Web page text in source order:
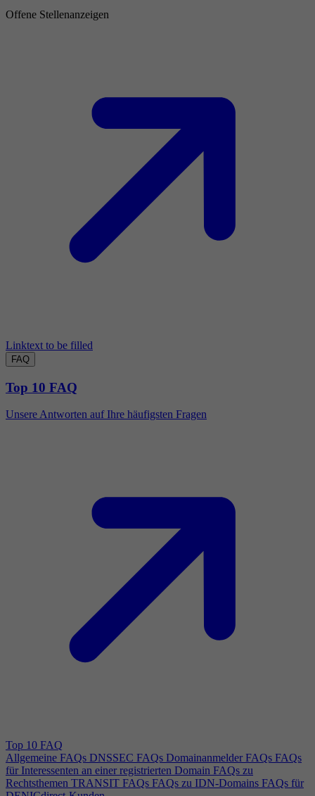
Offene Stellenanzeigen
Linktext to be filled
FAQ
Top 10 FAQ
Unsere Antworten auf Ihre häufigsten Fragen
Top 10 FAQ
Allgemeine FAQs DNSSEC FAQs Domainanmelder FAQs FAQs
für Interessenten an einer registrierten Domain FAQs zu
Rechtsthemen TRANSIT FAQs FAQs zu IDN-Domains FAQs für